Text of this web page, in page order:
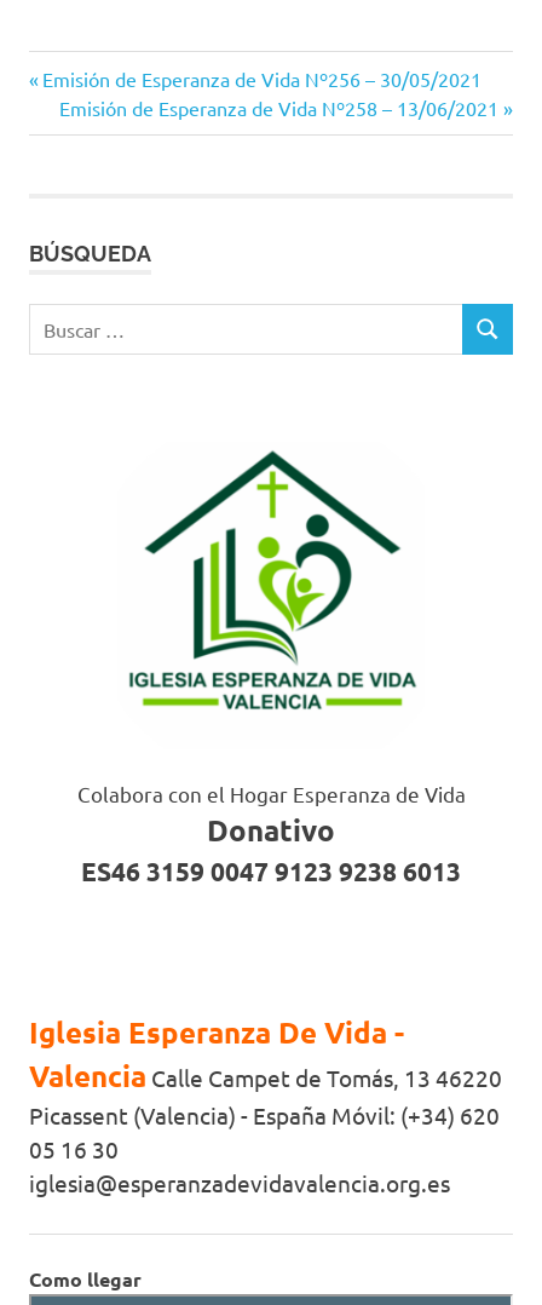
Navegación
de
Entrada
anterior:
Emisión de Esperanza de Vida Nº256 – 30/05/2021
Siguiente
entrada:
Emisión de Esperanza de Vida Nº258 – 13/06/2021
BÚSQUEDA
BUSCAR
Colabora con el Hogar Esperanza de Vida
Donativo
ES46 3159 0047 9123 9238 6013
Iglesia Esperanza De Vida -
Valencia Calle Campet de Tomás, 13 46220
Picassent (Valencia) - España Móvil: (+34) 620
05 16 30
iglesia@esperanzadevidavalencia.org.es
Como llegar